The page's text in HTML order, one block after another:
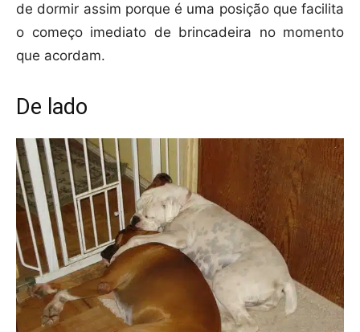
de dormir assim porque é uma posição que facilita
o começo imediato de brincadeira no momento
que acordam.
De lado